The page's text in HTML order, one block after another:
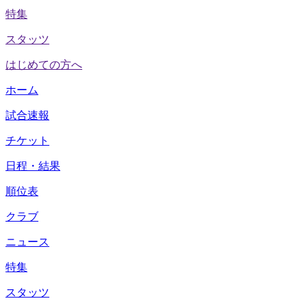
特集
スタッツ
はじめての方へ
ホーム
試合速報
チケット
日程・結果
順位表
クラブ
ニュース
特集
スタッツ